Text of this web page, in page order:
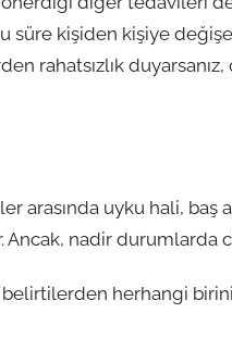
süre kişiden kişiye
rahatsızlık
uyku hali, baş
nadir durumlarda
herhangi